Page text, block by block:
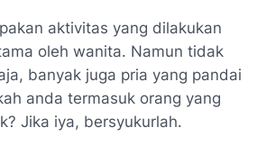
aktivitas yang dilakukan
oleh wanita. Namun tidak
banyak juga pria yang pandai
anda termasuk orang yang
Jika iya, bersyukurlah.